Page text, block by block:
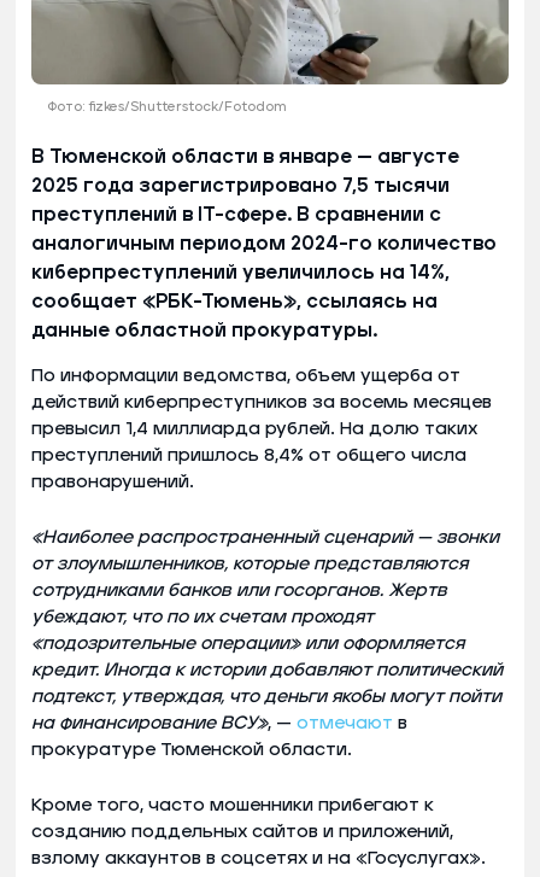
Фото: fizkes/Shutterstock/Fotodom
В Тюменской области в январе — августе
2025 года зарегистрировано 7,5 тысячи
преступлений в IT-сфере. В сравнении с
аналогичным периодом 2024-го количество
киберпреступлений увеличилось на 14%,
сообщает «РБК-Тюмень», ссылаясь на
данные областной прокуратуры.
По информации ведомства, объем ущерба от
действий киберпреступников за восемь месяцев
превысил 1,4 миллиарда рублей. На долю таких
преступлений пришлось 8,4% от общего числа
правонарушений.
«Наиболее распространенный сценарий — звонки
от злоумышленников, которые представляются
сотрудниками банков или госорганов. Жертв
убеждают, что по их счетам проходят
«подозрительные операции» или оформляется
кредит. Иногда к истории добавляют политический
подтекст, утверждая, что деньги якобы могут пойти
на финансирование ВСУ», — отмечают в
прокуратуре Тюменской области.
Кроме того, часто мошенники прибегают к
созданию поддельных сайтов и приложений,
взлому аккаунтов в соцсетях и на «Госуслугах».